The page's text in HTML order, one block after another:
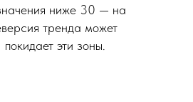
ниже 30 — на
тренда может
эти зоны.